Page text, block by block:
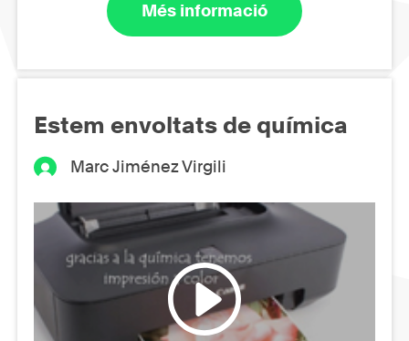
Més informació
Estem envoltats de química
Marc Jiménez Virgili